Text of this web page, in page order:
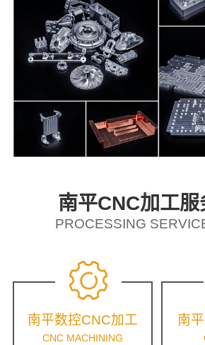
南平CNC加工服
PROCESSING
南平数控CNC加工
CNC MACHINING
南